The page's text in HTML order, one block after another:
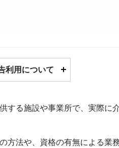
利用について
する施設や事業所で、実際に
方法や、資格の有無による業